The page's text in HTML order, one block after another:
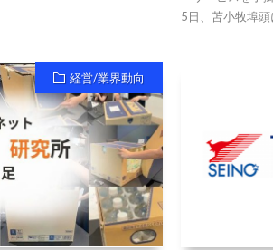
5日、苫小牧埠
経営/業界動向